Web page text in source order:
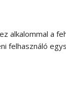
alkalommal a
felhasználó